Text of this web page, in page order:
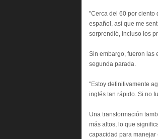
"Cerca del 60 por ciento
español, así que me
sorprendió, incluso los
Sin embargo, fueron las
segunda parada.
"Estoy definitivamente
inglés tan rápido. Si no
Una transformación
más altos, lo que
capacidad para manejar